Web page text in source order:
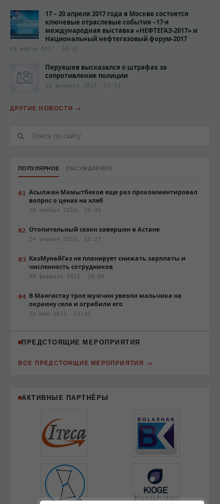
17 – 20 апреля 2017 года в Москве состоятся
ключевые отраслевые события –17-я
международная выставка «НЕФТЕГАЗ-2017» и
Национальный нефтегазовый форум-2017
03 марта 2017, 18:32
Перуашев высказался о штрафах за
сопротивление полиции‍
15 февраля 2017, 23:53
ДРУГИЕ НОВОСТИ
ПОПУЛЯРНОЕ ОБСУЖДАЕМОЕ
Асылжан Мамытбеков еще раз прокомментировал
вопрос о ценах на хлеб
10 ноября 2015, 20:35
Отопительный сезон завершен в Астане
24 апреля 2015, 15:27
КазМунайГаз не планирует снижать зарплаты и
численность сотрудников
09 февраля 2015, 18:00
В Мангистау трое мужчин увезли мальчика на
окраину села и ограбили его
12 мая 2015, 13:42
ПРЕДСТОЯЩИЕ МЕРОПРИЯТИЯ
ВСЕ ПРЕДСТОЯЩИЕ МЕРОПРИЯТИЯ
АКТИВНЫЕ ПАРТНЁРЫ